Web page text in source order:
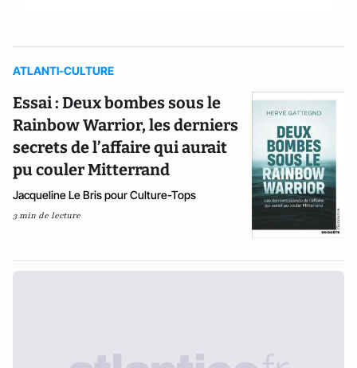
ATLANTI-CULTURE
Essai : Deux bombes sous le
Rainbow Warrior, les derniers
secrets de l’affaire qui aurait
pu couler Mitterrand
Jacqueline Le Bris pour Culture-Tops
3 min de lecture